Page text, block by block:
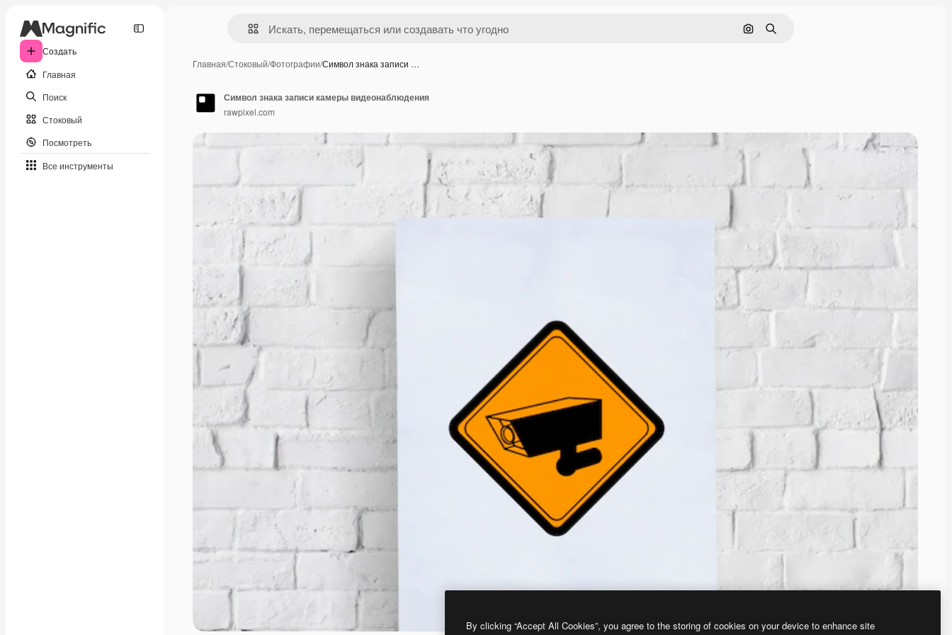
Создать
Главная
Поиск
Стоковый
Посмотреть
Все инструменты
Поиск по изображению
Поиск
Главная/Стоковый/Фотографии/Символ знака записи …
Символ знака записи камеры видеонаблюдения
rawpixel.com
By clicking “Accept All Cookies”, you agree to the storing of cookies on your device to enhance site